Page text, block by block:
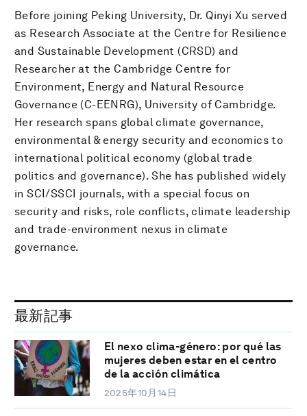
Before joining Peking University, Dr. Qinyi Xu served
as Research Associate at the Centre for Resilience
and Sustainable Development (CRSD) and
Researcher at the Cambridge Centre for
Environment, Energy and Natural Resource
Governance (C-EENRG), University of Cambridge.
Her research spans global climate governance,
environmental & energy security and economics to
international political economy (global trade
politics and governance). She has published widely
in SCI/SSCI journals, with a special focus on
security and risks, role conflicts, climate leadership
and trade-environment nexus in climate
governance.
最新記事
El nexo clima-género: por qué las
mujeres deben estar en el centro
de la acción climática
2025年10月14日